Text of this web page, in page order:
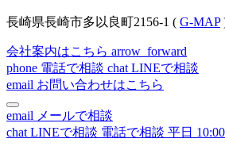
長崎県長崎市多以良町2156-1 ( G-MAP
会社案内はこちら arrow_forward
phone 電話で相談 chat LINEで相談
email お問い合わせはこちら
email メールで相談
chat LINEで相談 電話で相談 平日